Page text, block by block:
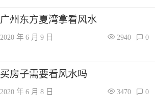
广州东方夏湾拿看风水
2020 年 6 月 9 日 2940 0
买房子需要看风水吗
2020 年 6 月 8 日 3470 0